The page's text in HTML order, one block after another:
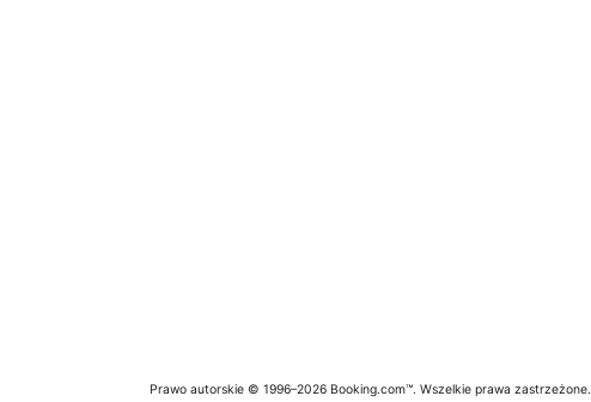
Prawo autorskie © 1996–2026 Booking.com™. Wszelkie prawa zastrzeżone.